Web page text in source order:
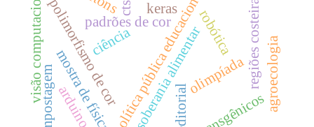
editorial
olimpíada
política pública educacional
padrões de cor
polimorfismo de cor regiões costeiras
robótica
visão computacional keras
mostra de física. transgênicos
cts.
agroecologia
compostagem
ciênciasoberania alimentar
arduino